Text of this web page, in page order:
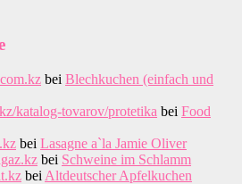
bei Blechkuchen (einfach und
katalog-tovarov/protetika bei Food
bei Lasagne a`la Jamie Oliver
bei Schweine im Schlamm
bei Altdeutscher Apfelkuchen